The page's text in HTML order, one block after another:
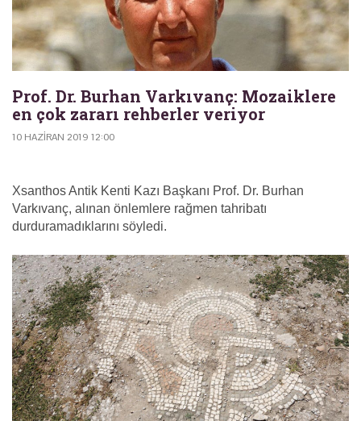
Prof. Dr. Burhan Varkıvanç: Mozaiklere
en çok zararı rehberler veriyor
10 HAZIRAN 2019 12:00
Xsanthos Antik Kenti Kazı Başkanı Prof. Dr. Burhan
Varkıvanç, alınan önlemlere rağmen tahribatı
durduramadıklarını söyledi.